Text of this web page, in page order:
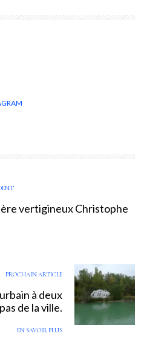
vertigineux Christophe
PROCHAIN ARTICLE
à deux
pas de la ville.
EN SAVOIR PLUS